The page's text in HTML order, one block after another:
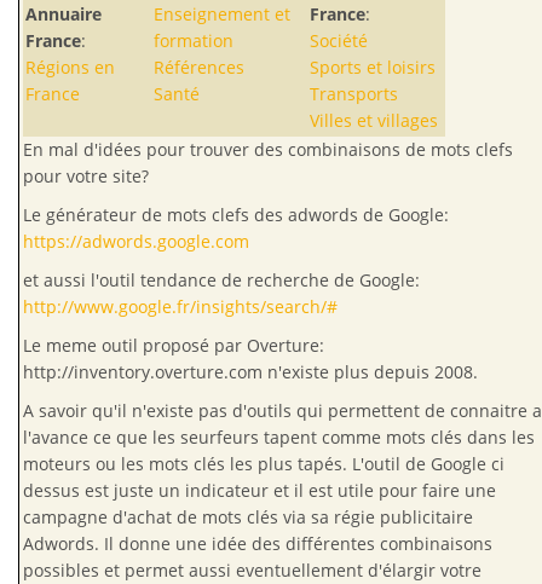
Annuaire
France:
Régions en
France
Enseignement et
formation
Références
Santé
France:
Société
Sports et loisirs
Transports
Villes et villages
En mal d'idées pour trouver des combinaisons de mots clefs
pour votre site?
Le générateur de mots clefs des adwords de Google:
https://adwords.google.com
et aussi l'outil tendance de recherche de Google:
http://www.google.fr/insights/search/#
Le meme outil proposé par Overture:
http://inventory.overture.com n'existe plus depuis 2008.
A savoir qu'il n'existe pas d'outils qui permettent de connaitre a
l'avance ce que les seurfeurs tapent comme mots clés dans les
moteurs ou les mots clés les plus tapés. L'outil de Google ci
dessus est juste un indicateur et il est utile pour faire une
campagne d'achat de mots clés via sa régie publicitaire
Adwords. Il donne une idée des différentes combinaisons
possibles et permet aussi eventuellement d'élargir votre